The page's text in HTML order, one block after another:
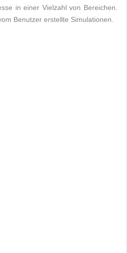
in einer Vielzahl von Bereichen.
Benutzer erstellte Simulationen.